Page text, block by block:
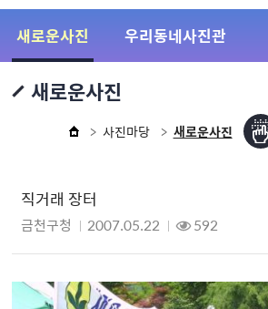
새로운사진 우리동네사진관
새로운사진
사진마당 새로운사진
직거래 장터
금천구청 2007.05.22 592